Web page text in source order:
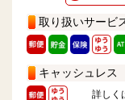
取り扱いサービ
キャッシュレス
詳しく